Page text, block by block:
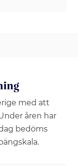
med att
åren har
bedöms